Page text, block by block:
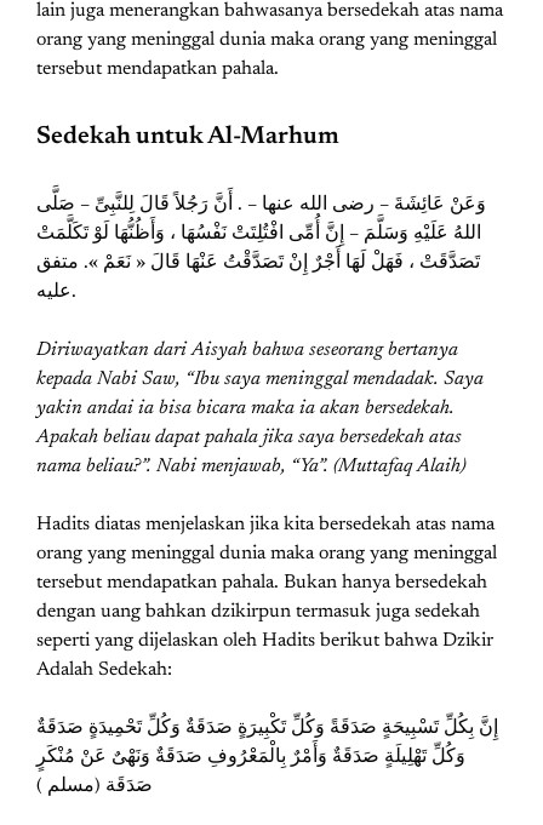
lain juga menerangkan bahwasanya bersedekah atas nama
orang yang meninggal dunia maka orang yang meninggal
tersebut mendapatkan pahala.
Sedekah untuk Al-Marhum
وَعَنْ عَائِشَةَ – رضى الله عنها – . أَنَّ رَجُلاً قَالَ لِلنَّبِىِّ – صَلَّى
اللهُ عَلَيْهِ وَسَلَّمَ – إِنَّ أُمِّى افْتُلِتَتْ نَفْسُهَا ، وَأَظُنُّهَا لَوْ تَكَلَّمَتْ
تَصَدَّقَتْ ، فَهَلْ لَهَا أَجْرٌ إِنْ تَصَدَّقْتُ عَنْهَا قَالَ « نَعَمْ ». ‏‏‏متفق
عليه‏.
Diriwayatkan dari Aisyah bahwa seseorang bertanya
kepada Nabi Saw, “Ibu saya meninggal mendadak. Saya
yakin andai ia bisa bicara maka ia akan bersedekah.
Apakah beliau dapat pahala jika saya bersedekah atas
nama beliau?”. Nabi menjawab, “Ya”. (Muttafaq Alaih)
Hadits diatas menjelaskan jika kita bersedekah atas nama
orang yang meninggal dunia maka orang yang meninggal
tersebut mendapatkan pahala. Bukan hanya bersedekah
dengan uang bahkan dzikirpun termasuk juga sedekah
seperti yang dijelaskan oleh Hadits berikut bahwa Dzikir
Adalah Sedekah:
إِنَّ بِكُلِّ تَسْبِيحَةٍ صَدَقَةً وَكُلِّ تَكْبِيرَةٍ صَدَقَةٌ وَكُلِّ تَحْمِيدَةٍ صَدَقَةٌ
وَكُلِّ تَهْلِيلَةٍ صَدَقَةٌ وَأَمْرٌ بِالْمَعْرُوفِ صَدَقَةٌ وَنَهْىٌ عَنْ مُنْكَرٍ
صَدَقَة (مسلم )